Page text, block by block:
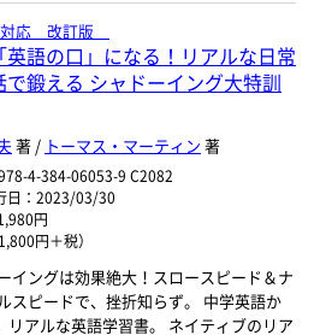
年
月
入力してください
ち読み
対応 改訂版
英語の口」になる！リアルな日常
で鍛える シャドーイング大特訓
著 / トーマス・マーティン 著
4-384-06053-9 C2082
日：2023/03/30
円
円＋税）
イングは効果絶大！スロースピード＆ナ
スピードで、挫折知らず。 中学英語か
リアルな英語学習書。 ネイティブのリア